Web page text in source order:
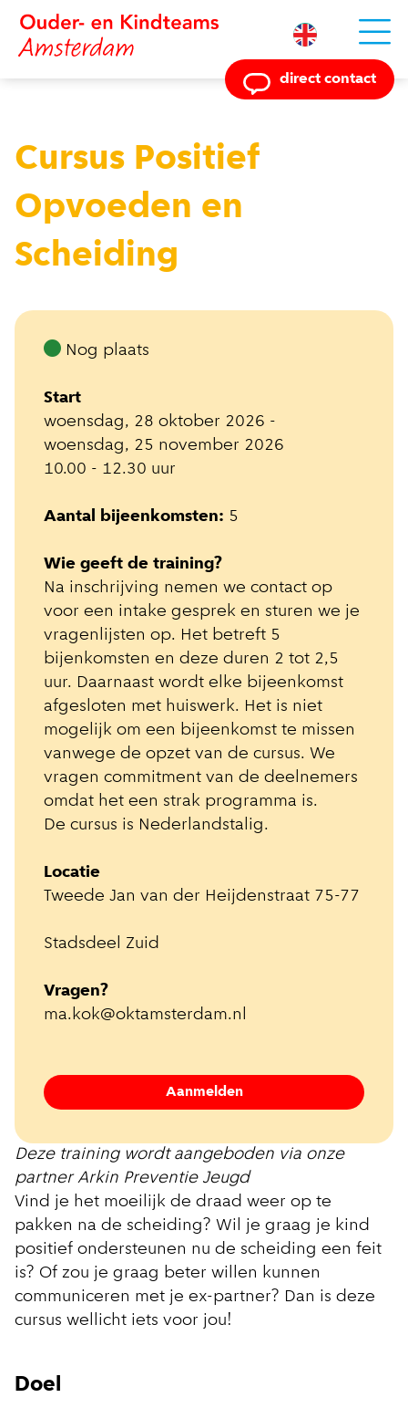
Powered by
direct contact
Cursus Positief
Opvoeden en
Scheiding
Deze training wordt aangeboden via onze
partner Arkin Preventie Jeugd
Vind je het moeilijk de draad weer op te
pakken na de scheiding? Wil je graag je kind
positief ondersteunen nu de scheiding een feit
is? Of zou je graag beter willen kunnen
communiceren met je ex-partner? Dan is deze
cursus wellicht iets voor jou!
Doel
Nog plaats
Start
woensdag, 28 oktober 2026 -
woensdag, 25 november 2026
10.00 - 12.30 uur
Aantal bijeenkomsten: 5
Wie geeft de training?
Na inschrijving nemen we contact op
voor een intake gesprek en sturen we je
vragenlijsten op. Het betreft 5
bijenkomsten en deze duren 2 tot 2,5
uur. Daarnaast wordt elke bijeenkomst
afgesloten met huiswerk. Het is niet
mogelijk om een bijeenkomst te missen
vanwege de opzet van de cursus. We
vragen commitment van de deelnemers
omdat het een strak programma is.
De cursus is Nederlandstalig.
Locatie
Tweede Jan van der Heijdenstraat 75-77
Stadsdeel Zuid
Vragen?
ma.kok@oktamsterdam.nl
Aanmelden